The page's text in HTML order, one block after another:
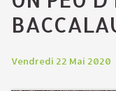
Vendredi 22 Mai 2020